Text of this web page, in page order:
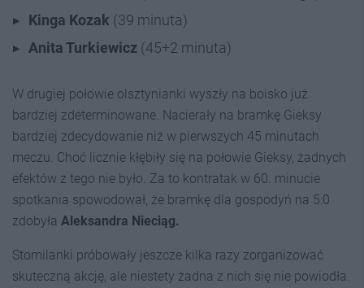
Kinga Kozak (39 minuta)
Anita Turkiewicz (45+2 minuta)
W drugiej połowie olsztynianki wyszły na boisko już
bardziej zdeterminowane. Nacierały na bramkę Gieksy
bardziej zdecydowanie niż w pierwszych 45 minutach
meczu. Choć licznie kłębiły się na połowie Gieksy, żadnych
efektów z tego nie było. Za to kontratak w 60. minucie
spotkania spowodował, że bramkę dla gospodyń na 5:0
zdobyła Aleksandra Nieciąg.
Stomilanki próbowały jeszcze kilka razy zorganizować
skuteczną akcję, ale niestety żadna z nich się nie powiodła.